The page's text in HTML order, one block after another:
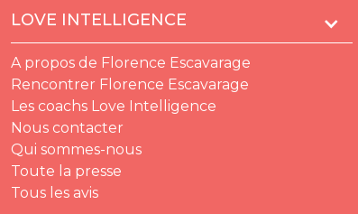
LOVE INTELLIGENCE
A propos de Florence Escavarage
Rencontrer Florence Escavarage
Les coachs Love Intelligence
Nous contacter
Qui sommes-nous
Toute la presse
Tous les avis
Encore aujourd’hui ! Peu émues par
Naturellement taquines, il leur arrive
cesse de gravir les échelons de
susceptibilités dudit « chasseur ».
ceux du faire restent, pour lui un
ego Certaines susceptibilités peuvent
hommes très sûrs d’eux, plutôt
S’ils sont habitués à certains égards à
perçu. Ce qui ne manque pas
quotidien… leur douce et tendre ne